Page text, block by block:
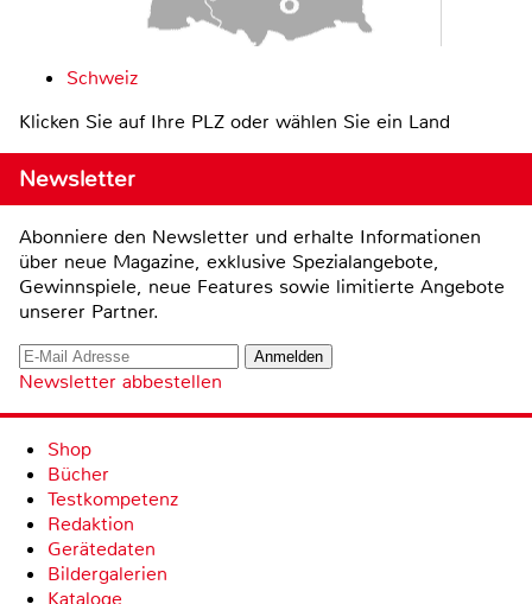
Schweiz
Klicken Sie auf Ihre PLZ oder wählen Sie ein Land
Newsletter
Abonniere den Newsletter und erhalte Informationen
über neue Magazine, exklusive Spezialangebote,
Gewinnspiele, neue Features sowie limitierte Angebote
unserer Partner.
Newsletter abbestellen
Shop
Bücher
Testkompetenz
Redaktion
Gerätedaten
Bildergalerien
Kataloge